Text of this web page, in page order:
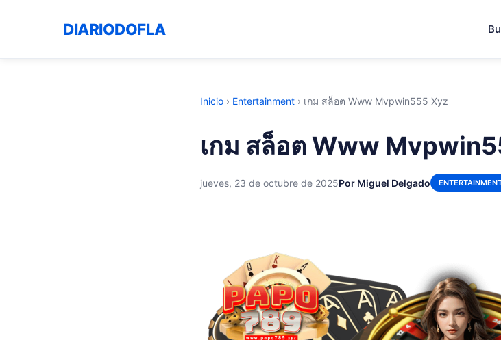
DIARIODOFLA
Inicio › Entertainment › เกม สล็อต Www Mvpwin555 Xyz
เกม สล็อต Www
jueves, 23 de octubre de 2025Por Miguel Delgado